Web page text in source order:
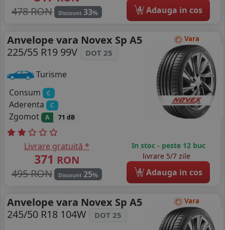
478 RON
Discount 33% 4 Adauga in cos
Vara
Anvelope vara Novex Sp A5
225/55 R19 99V
DOT 25
Turisme
Consum
C
Aderenta C
Zgomot A 71 dB
Livrare gratuită *
371 RON
495 RON
Discount 25%
In stoc - peste 12 buc
livrare 5/7 zile
4 Adauga in cos
Vara
Anvelope vara Novex Sp A5
245/50 R18 104W
DOT 25